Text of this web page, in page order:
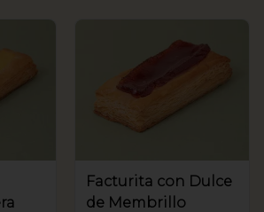
Facturita con Dulce
de Membrillo